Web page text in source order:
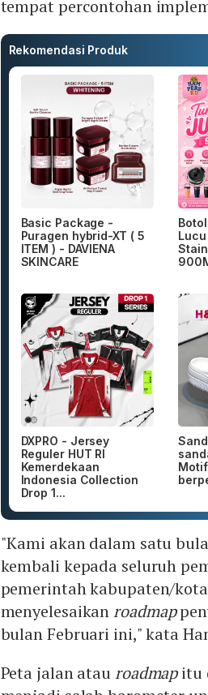
tempat percontohan
Rekomendasi Produk
Basic Package -
Puragen hybrid-XT ( 5
ITEM ) - DAVIENA
SKINCARE
DXPRO - Jersey
Reguler HUT RI
Kemerdekaan
Indonesia Collection
Drop 1...
"Kami akan dalam satu
kembali kepada seluruh
pemerintah kabupaten/
menyelesaikanroadmap
bulan Februari ini," kata
Peta jalan atauroadmapitu